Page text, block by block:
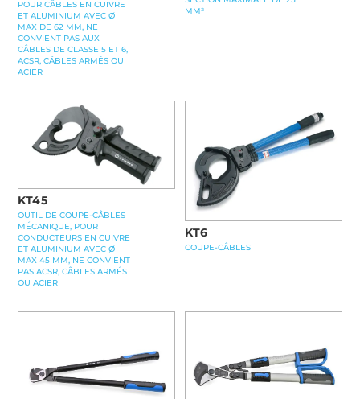
POUR CÂBLES EN CUIVRE
ET ALUMINIUM AVEC Ø
MAX DE 62 MM, NE
CONVIENT PAS AUX
CÂBLES DE CLASSE 5 ET 6,
ACSR, CÂBLES ARMÉS OU
ACIER
MM²
KT45
OUTIL DE COUPE-CÂBLES
MÉCANIQUE, POUR
CONDUCTEURS EN CUIVRE
ET ALUMINIUM AVEC Ø
MAX 45 MM, NE CONVIENT
PAS ACSR, CÂBLES ARMÉS
OU ACIER
KT6
COUPE-CÂBLES